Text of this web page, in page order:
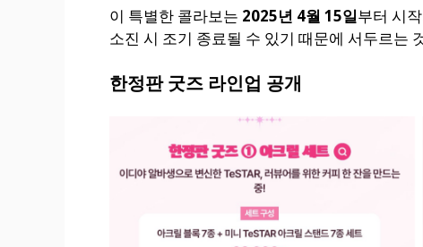
이 특별한 콜라보는 2025년 4월 15일부터 시
소진 시 조기 종료될 수 있기 때문에 서두르는
한정판 굿즈 라인업 공개